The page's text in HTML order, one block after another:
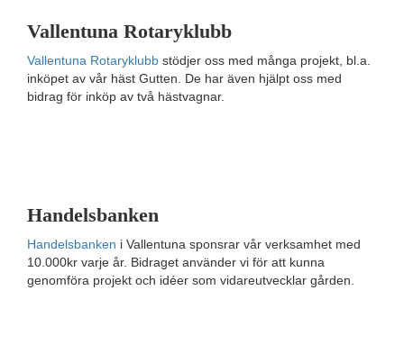
Vallentuna Rotaryklubb
Vallentuna Rotaryklubb stödjer oss med många projekt, bl.a.
inköpet av vår häst Gutten. De har även hjälpt oss med
bidrag för inköp av två hästvagnar.
Handelsbanken
Handelsbanken i Vallentuna sponsrar vår verksamhet med
10.000kr varje år. Bidraget använder vi för att kunna
genomföra projekt och idéer som vidareutvecklar gården.